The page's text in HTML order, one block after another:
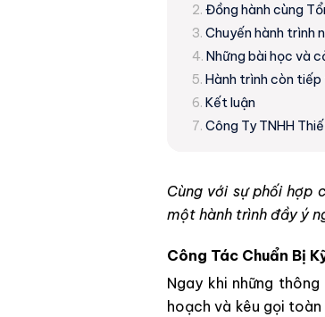
Đồng hành cùng
Chuyến hành trình
Những bài học và
Hành trình còn
Kết luận
Công Ty TNHH
Cùng với sự phối hợp
một hành trình đầy ý
Công Tác Chuẩn Bị
Ngay khi những
hoạch và kêu gọi